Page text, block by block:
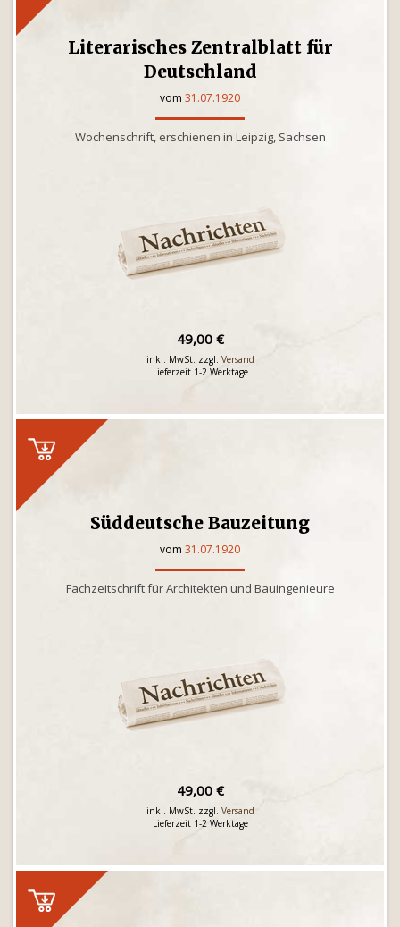
Literarisches Zentralblatt für
Deutschland
vom 31.07.1920
Wochenschrift, erschienen in Leipzig, Sachsen
49,00 €
inkl. MwSt. zzgl. Versand
Lieferzeit 1-2 Werktage
Süddeutsche Bauzeitung
vom 31.07.1920
Fachzeitschrift für Architekten und Bauingenieure
49,00 €
inkl. MwSt. zzgl. Versand
Lieferzeit 1-2 Werktage